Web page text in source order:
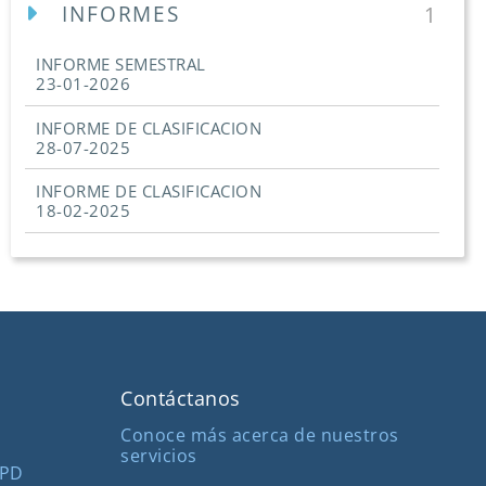
INFORMES 1
INFORME SEMESTRAL
23-01-2026
INFORME DE CLASIFICACION
28-07-2025
INFORME DE CLASIFICACION
18-02-2025
Contáctanos
Conoce más acerca de nuestros
servicios